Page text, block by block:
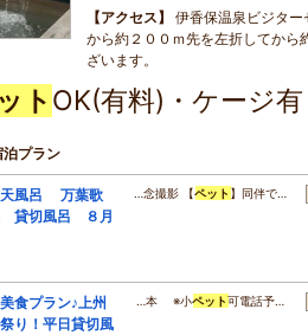
アクセス
伊香保温泉ビジタ
から約２００ｍ先を左折してから
ざいます。
ト OK(有料)・ケージ
泊プラン
天風呂 万葉歌
貸切風呂 ８月
…念撮影 【ペット 】同伴で…
食プラン♪上州
り！平日貸切風
…本 ※小ペット可電話予…